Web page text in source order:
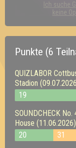
Ich suche
keine
Punkte (6
QUIZLABOR
Stadion
19
SOUNDCHECK
House (11.06.2026)
20
31